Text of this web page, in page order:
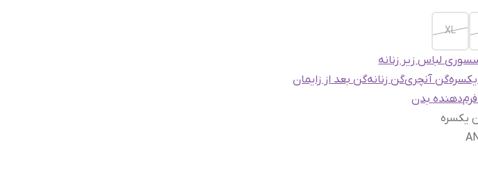
XL
لباس زیر زنانه
گن آنچریگن زنانهگن بعد از زایمان
بدن
یکسره